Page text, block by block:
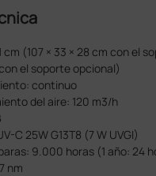
cm (107 × 33 × 28 cm con el
el soporte opcional)
continuo
del aire: 120 m3/h
C 25W G13T8 (7 W UVGI)
9.000 horas (1 año: 24
nm